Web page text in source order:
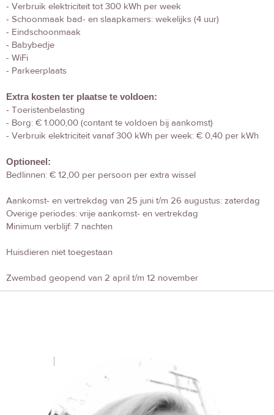
- Verbruik elektriciteit tot 300 kWh per week
- Schoonmaak bad- en slaapkamers: wekelijks (4 uur)
- Eindschoonmaak
- Babybedje
- WiFi
- Parkeerplaats
Extra kosten ter plaatse te voldoen:
- Toeristenbelasting
- Borg: € 1.000,00 (contant te voldoen bij aankomst)
- Verbruik elektriciteit vanaf 300 kWh per week: € 0,40 per kWh
Optioneel:
Bedlinnen: € 12,00 per persoon per extra wissel
Aankomst- en vertrekdag van 25 juni t/m 26 augustus: zaterdag
Overige periodes: vrije aankomst- en vertrekdag
Minimum verblijf: 7 nachten
Huisdieren niet toegestaan
Zwembad geopend van 2 april t/m 12 november